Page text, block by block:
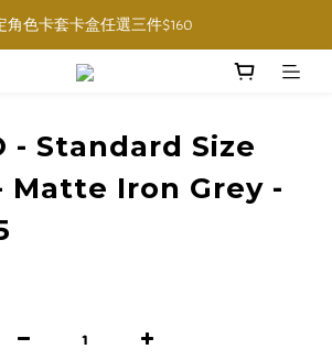
免運費 (香港限定, 預訂商品除外)
角色卡套卡盒任選三件$160
免運費 (香港限定, 預訂商品除外)
- Standard Size
Matte Iron Grey -